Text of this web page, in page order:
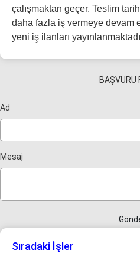
çalışmaktan geçer. Teslim
daha fazla iş vermeye devam
yeni iş ilanları
BAŞVURU
Ad
Mesaj
Sıradaki İşler